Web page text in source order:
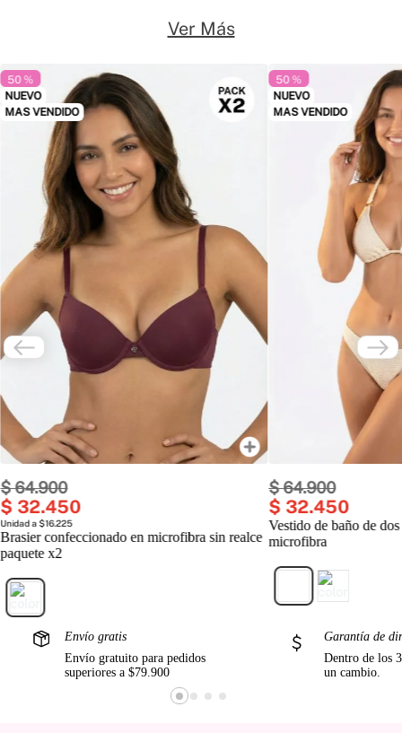
Ver Más
50 %
NUEVO
MAS VENDIDO
$64.900
$ 32.450
Unidad a $16.225
Brasier confeccionado en microfibra sin realce
paquete x2
50 %
NUEVO
MAS VENDIDO
$64.900
$ 32.450
Vestido de baño de
microfibra
Envío gratis
Envío gratuito para pedidos
superiores a $79.900
Garantía de
Dentro de los
un cambio.